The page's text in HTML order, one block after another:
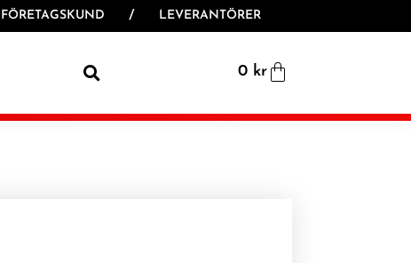
FÖRETAGSKUND / LEVERANTÖRER
0 kr